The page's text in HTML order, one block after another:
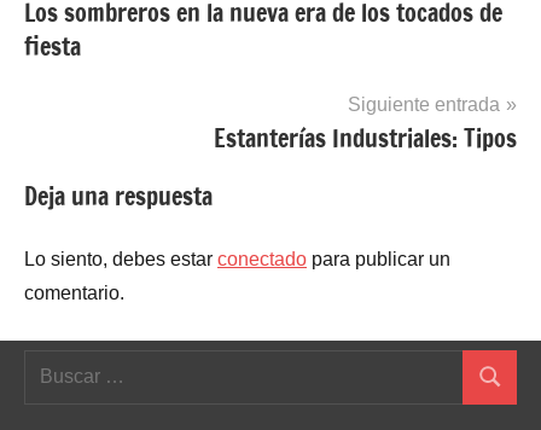
de
entradas
Los sombreros en la nueva era de los tocados de
fiesta
Siguiente entrada
Estanterías Industriales: Tipos
Deja una respuesta
Lo siento, debes estar conectado para publicar un
comentario.
Buscar